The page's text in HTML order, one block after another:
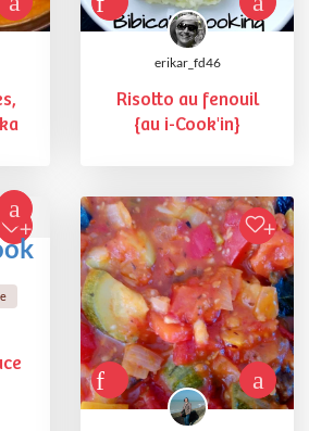
erikar_fd46
Risotto au fenouil
{au i-Cook'in}